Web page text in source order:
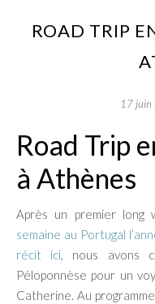
ROAD TRIP
17 juin
Road Trip
à Athènes
Après un premier
semaine au Portugal
récit ici, nous avons
Péloponnèse pour un
Catherine. Au